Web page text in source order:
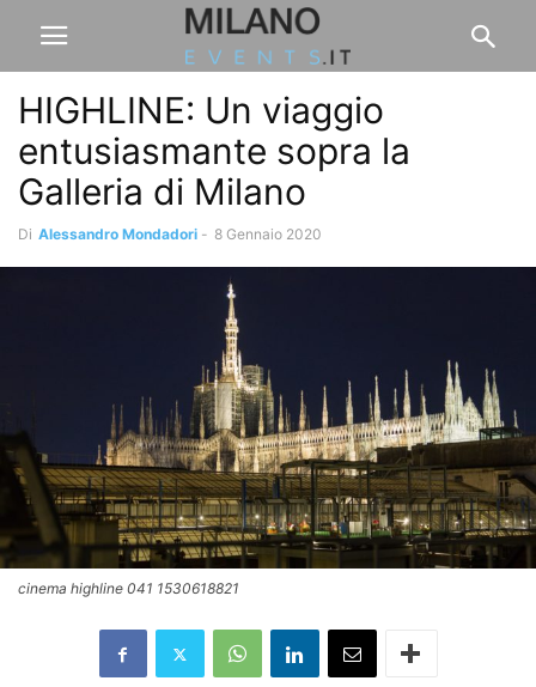
HIGHLINE: Un viaggio
entusiasmante sopra la
Galleria di Milano
Di Alessandro Mondadori - 8 Gennaio 2020
cinema highline 041 1530618821